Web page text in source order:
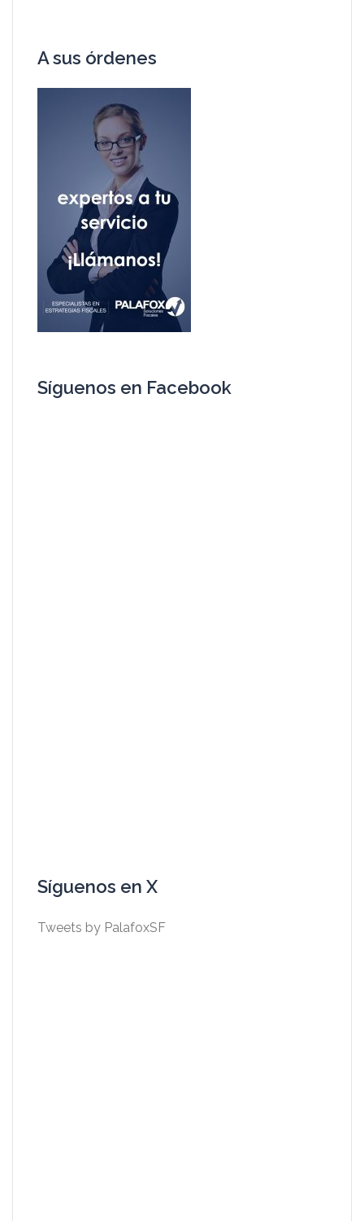
A sus órdenes
Síguenos en Facebook
Síguenos en X
Tweets by PalafoxSF